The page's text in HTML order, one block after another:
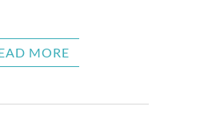
MORE